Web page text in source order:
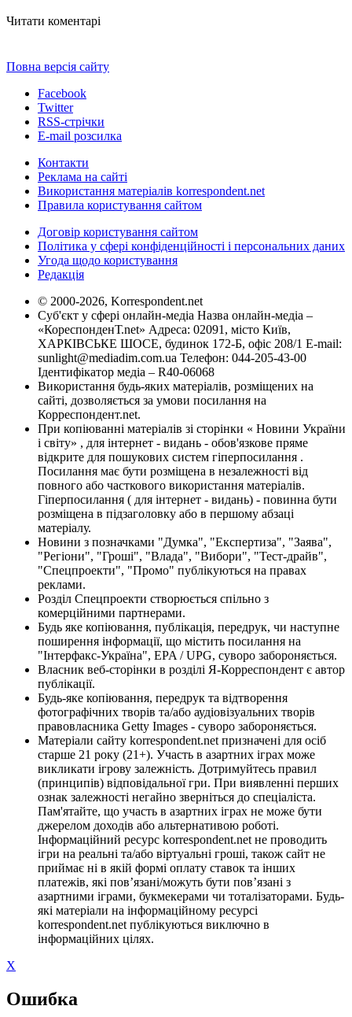
Читати коментарі
Повна версія сайту
Facebook
Twitter
RSS-стрічки
E-mail розсилка
Контакти
Реклама на сайті
Використання матеріалів korrespondent.net
Правила користування сайтом
Договір користування сайтом
Політика у сфері конфіденційності і персональних даних
Угода щодо користування
Редакція
© 2000-2026, Korrespondent.net
Суб'єкт у сфері онлайн-медіа Назва онлайн-медіа –
«КореспонденТ.net» Адреса: 02091, місто Київ,
ХАРКІВСЬКЕ ШОСЕ, будинок 172-Б, офіс 208/1 E-mail:
sunlight@mediadim.com.ua Телефон: 044-205-43-00
Ідентифікатор медіа – R40-06068
Використання будь-яких матеріалів, розміщених на
сайті, дозволяється за умови посилання на
Корреспондент.net.
При копіюванні матеріалів зі сторінки « Новини України
і світу» , для інтернет - видань - обов'язкове пряме
відкрите для пошукових систем гіперпосилання .
Посилання має бути розміщена в незалежності від
повного або часткового використання матеріалів.
Гіперпосилання ( для інтернет - видань) - повинна бути
розміщена в підзаголовку або в першому абзаці
матеріалу.
Новини з позначками "Думка", "Експертиза", "Заява",
"Регіони", "Гроші", "Влада", "Вибори", "Тест-драйв",
"Спецпроекти", "Промо" публікуються на правах
реклами.
Розділ Спецпроекти створюється спільно з
комерційними партнерами.
Будь яке копіювання, публікація, передрук, чи наступне
поширення інформації, що містить посилання на
"Інтерфакс-Україна", EPA / UPG, суворо забороняється.
Власник веб-сторінки в розділі Я-Корреспондент є автор
публікації.
Будь-яке копіювання, передрук та відтворення
фотографічних творів та/або аудіовізуальних творів
правовласника Getty Images - суворо забороняється.
Матеріали сайту korrespondent.net призначені для осіб
старше 21 року (21+). Участь в азартних іграх може
викликати ігрову залежність. Дотримуйтесь правил
(принципів) відповідальної гри. При виявленні перших
ознак залежності негайно зверніться до спеціаліста.
Пам'ятайте, що участь в азартних іграх не може бути
джерелом доходів або альтернативою роботі.
Інформаційний ресурс korrespondent.net не проводить
ігри на реальні та/або віртуальні гроші, також сайт не
приймає ні в якій формі оплату ставок та інших
платежів, які пов’язані/можуть бути пов’язані з
азартними іграми, букмекерами чи тоталізаторами. Будь-
які матеріали на інформаційному ресурсі
korrespondent.net публікуються виключно в
інформаційних цілях.
X
Ошибка